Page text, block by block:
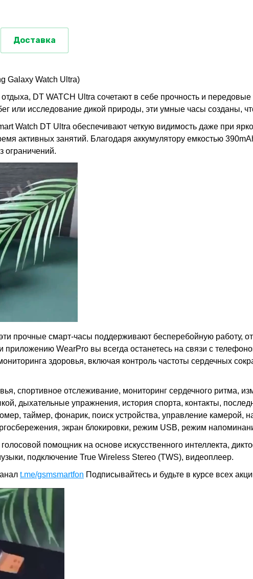
Доставка
Galaxy Watch Ultra)
DT WATCH Ultra сочетают в себе прочность и
или исследование дикой природы, эти умные часы созданы,
Watch DT Ultra обеспечивают четкую видимость даже при
активных занятий. Благодаря аккумулятору емкостью
ограничений.
прочные смарт-часы поддерживают бесперебойную работу,
WearPro вы всегда останетесь на связи с
здоровья, включая контроль частоты сердечных
cпортивное отслеживание, мониторинг сердечного ритма,
дыхательные упражнения, история спорта, контакты,
таймер, фонарик, поиск устройства, управление камерой,
экран блокировки, режим USB, режим
голосовой помощник на основе искусственного интеллекта,
подключение True Wireless Stereo (TWS), видеоплеер.
t.me/gsmsmartfon Подписывайтесь и будьте в курсе всех